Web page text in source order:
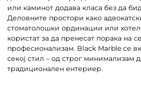
или каминот додава класа без да
Деловните простори како
стоматолошки ординации или
користат за да пренесат порака на
професионализам. Black Marble се
секој стил – од строг минимализам
традиционален ентериер.